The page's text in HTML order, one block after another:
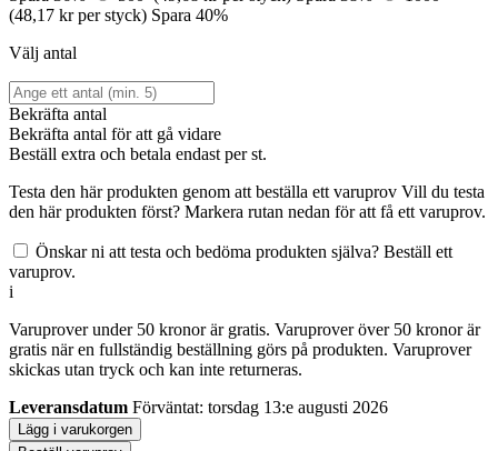
(48,17 kr per styck) Spara 40%
Välj antal
Bekräfta antal
Bekräfta antal för att gå vidare
Beställ extra och betala endast per st.
Testa den här produkten genom att beställa ett varuprov Vill du testa
den här produkten först? Markera rutan nedan för att få ett varuprov.
Önskar ni att testa och bedöma produkten själva? Beställ ett
varuprov.
i
Varuprover under 50 kronor är gratis. Varuprover över 50 kronor är
gratis när en fullständig beställning görs på produkten. Varuprover
skickas utan tryck och kan inte returneras.
Leveransdatum Förväntat: torsdag 13:e augusti 2026
Lägg i varukorgen